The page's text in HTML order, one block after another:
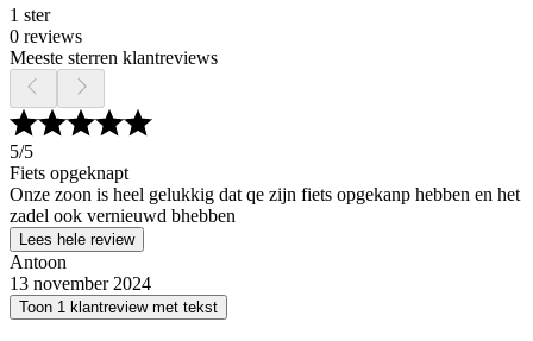
1 ster
0 reviews
Meeste sterren klantreviews
5/5
Fiets opgeknapt
Onze zoon is heel gelukkig dat qe zijn fiets opgekanp hebben en het
zadel ook vernieuwd bhebben
Lees hele review
Antoon
13 november 2024
Toon 1 klantreview met tekst